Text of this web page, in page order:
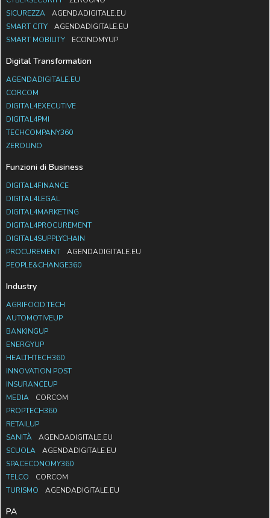
SICUREZZA
AGENDADIGITALE.EU
SMART CITY
AGENDADIGITALE.EU
SMART MOBILITY
ECONOMYUP
Digital Transformation
AGENDADIGITALE.EU
CORCOM
DIGITAL4EXECUTIVE
DIGITAL4PMI
TECHCOMPANY360
ZEROUNO
Funzioni di Business
DIGITAL4FINANCE
DIGITAL4LEGAL
DIGITAL4MARKETING
DIGITAL4PROCUREMENT
DIGITAL4SUPPLYCHAIN
PROCUREMENT
AGENDADIGITALE.EU
PEOPLE&CHANGE360
Industry
AGRIFOOD.TECH
AUTOMOTIVEUP
BANKINGUP
ENERGYUP
HEALTHTECH360
INNOVATION POST
INSURANCEUP
MEDIA
CORCOM
PROPTECH360
RETAILUP
SANITÀ
AGENDADIGITALE.EU
SCUOLA
AGENDADIGITALE.EU
SPACECONOMY360
TELCO
CORCOM
TURISMO
AGENDADIGITALE.EU
PA